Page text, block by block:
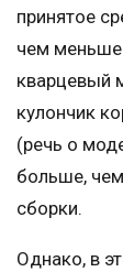
принятое
чем меньше
кварцевый
кулончик
(речь о
больше,
сборки.
Однако, в